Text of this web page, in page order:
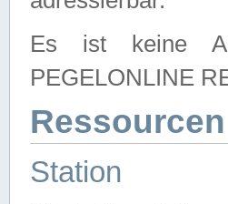
Es ist keine
PEGELONLINE
Ressourcen
Station